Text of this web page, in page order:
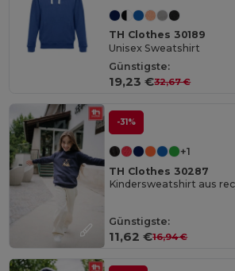
TH Clothes 30189
Unisex Sweatshirt
Günstigste:
19,23 €32,67 €
-31%
+1
TH Clothes 30287
Günstigste:
11,62 €16,94 €